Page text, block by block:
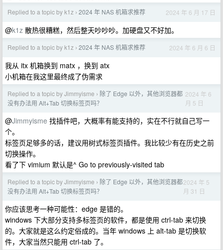
Replied to a topic by k1z › 2024 年 NAS 机箱求推荐 2024 年 6 月 17 日
@k1z 散热很糟糕，然后整天吵吵吵。加硬盘又不好加。
Replied to a topic by k1z › 2024 年 NAS 机箱求推荐 2024 年 6 月 6 日
我从 itx 机箱换到 matx ，换到 atx
小机箱在我这里最终成了伪需求
Replied to a topic by Jimmyisme › 除了 Edge 以外，其他浏览器都
没有办法用 Alt+Tab 切换标签页吗？
2024 年 6
月 5 日
@Jimmyisme 找插件吧，大概率有能支持的，实在不行就自己写一
个。
标签页足够多的话，建议用树式标签页插件。我比较少有在历史之前
切换操作。
看了下 vimium 默认是^ Go to previously-visited tab
Replied to a topic by Jimmyisme › 除了 Edge 以外，其他浏览器都
没有办法用 Alt+Tab 切换标签页吗？
2024 年 5
月 31 日
你应该思考一种可能性：edge 是错的。
windows 下大部分支持多标签页的软件，都是使用 ctrl-tab 来切换
的。大家就是这么约定俗成的。当年 windows 上 alt-tab 是切换软
件，大家当然只能用 ctrl-tab 了。